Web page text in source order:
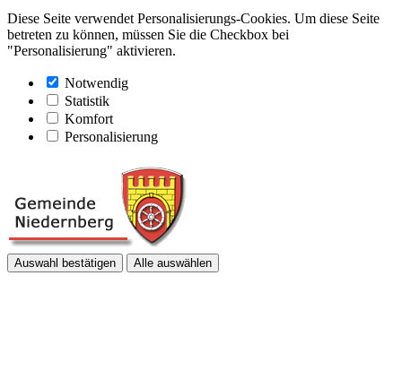
Diese Seite verwendet Personalisierungs-Cookies. Um diese Seite
betreten zu können, müssen Sie die Checkbox bei
"Personalisierung" aktivieren.
Notwendig
Statistik
Komfort
Personalisierung
Auswahl bestätigen Alle auswählen